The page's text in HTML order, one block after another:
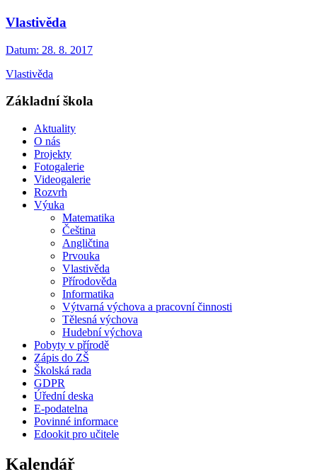
Vlastivěda
Datum: 28. 8. 2017
Vlastivěda
Základní škola
Aktuality
O nás
Projekty
Fotogalerie
Videogalerie
Rozvrh
Výuka
Matematika
Čeština
Angličtina
Prvouka
Vlastivěda
Přírodověda
Informatika
Výtvarná výchova a pracovní činnosti
Tělesná výchova
Hudební výchova
Pobyty v přírodě
Zápis do ZŠ
Školská rada
GDPR
Úřední deska
E-podatelna
Povinné informace
Edookit pro učitele
Kalendář